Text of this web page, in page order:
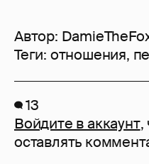
Автор:
Теги: отношения,
13
Войдите в аккаунт,
оставлять